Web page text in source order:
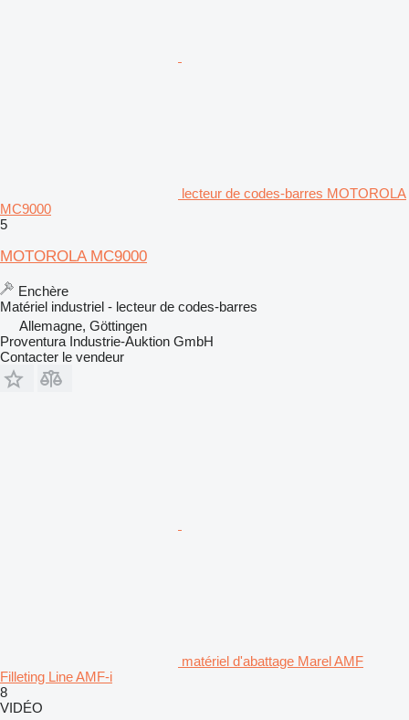
lecteur de codes-barres MOTOROLA
MC9000
5
MOTOROLA MC9000
Enchère
Matériel industriel - lecteur de codes-barres
Allemagne, Göttingen
Proventura Industrie-Auktion GmbH
Contacter le vendeur
matériel d'abattage Marel AMF
Filleting Line AMF-i
8
VIDÉO